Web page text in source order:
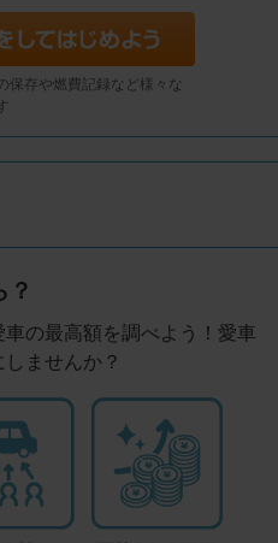
保存や燃費記録など様々な
？
の最高額を調べよう！愛車
ませんか？